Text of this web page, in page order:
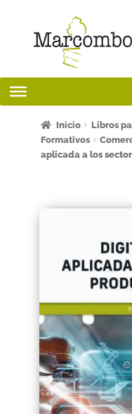
¡Bienvenido al apartado
Artículos del blog
AVISO LEGAL
Black Friday 2025
Categorías
Inicio Libros
Formativos
aplicada a los